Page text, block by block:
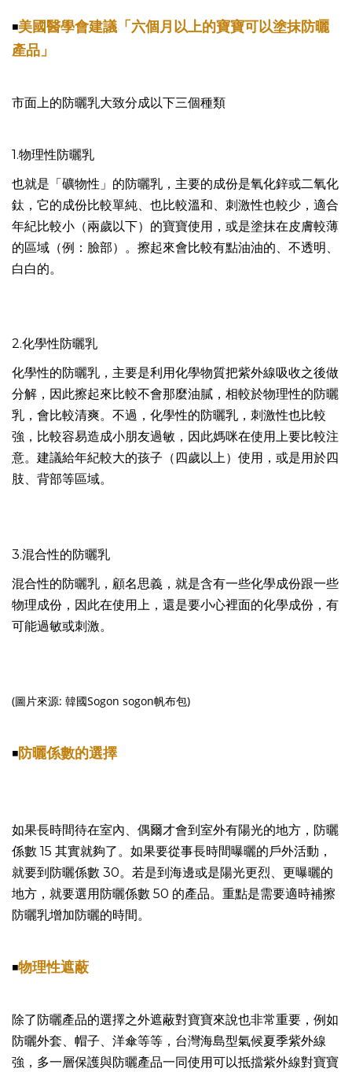
◾️美國醫學會建議「六個月以上的寶寶可以塗抹防曬
產品」
市面上的防曬乳大致分成以下三個種類
1.物理性防曬乳
也就是「礦物性」的防曬乳，主要的成份是氧化鋅或二氧化
鈦，它的成份比較單純、也比較溫和、刺激性也較少，適合
年紀比較小（兩歲以下）的寶寶使用，或是塗抹在皮膚較薄
的區域（例：臉部）。擦起來會比較有點油油的、不透明、
白白的。
2.化學性防曬乳
化學性的防曬乳，主要是利用化學物質把紫外線吸收之後做
分解，因此擦起來比較不會那麼油膩，相較於物理性的防曬
乳，會比較清爽。不過，化學性的防曬乳，刺激性也比較
強，比較容易造成小朋友過敏，因此媽咪在使用上要比較注
意。建議給年紀較大的孩子（四歲以上）使用，或是用於四
肢、背部等區域。
3.混合性的防曬乳
混合性的防曬乳，顧名思義，就是含有一些化學成份跟一些
物理成份，因此在使用上，還是要小心裡面的化學成份，有
可能過敏或刺激。
(圖片來源: 韓國Sogon sogon帆布包)
◾️防曬係數的選擇
如果長時間待在室內、偶爾才會到室外有陽光的地方，防曬
係數 15 其實就夠了。如果要從事長時間曝曬的戶外活動，
就要到防曬係數 30。若是到海邊或是陽光更烈、更曝曬的
地方，就要選用防曬係數 50 的產品。重點是需要適時補擦
防曬乳增加防曬的時間。
◾️物理性遮蔽
除了防曬產品的選擇之外遮蔽對寶寶來說也非常重要，例如
防曬外套、帽子、洋傘等等，台灣海島型氣候夏季紫外線
強，多一層保護與防曬產品一同使用可以抵擋紫外線對寶寶